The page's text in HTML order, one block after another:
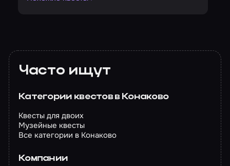
Часто ищут
Категории квестов в Конаково
Квесты для двоих
Музейные квесты
Все категории в Конаково
Компании